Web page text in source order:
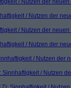
/ Nutzen der neuen
/ Nutzen der
/ Nutzen der neuen
/ Nutzen der
/ Nutzen der
Sinnhaftigkeit / Nutzen